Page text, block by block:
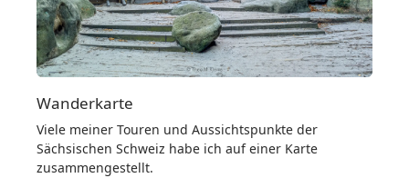
Wanderkarte
Viele meiner Touren und Aussichtspunkte der
Sächsischen Schweiz habe ich auf einer Karte
zusammengestellt.